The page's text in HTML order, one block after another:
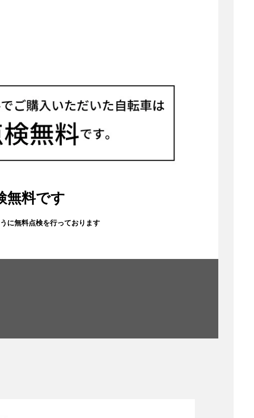
無料です
に無料点検を行っております